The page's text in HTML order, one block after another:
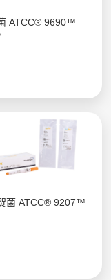
ATCC® 9690™
菌 ATCC® 9207™